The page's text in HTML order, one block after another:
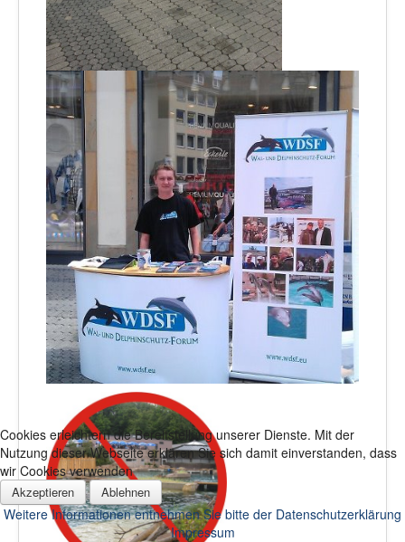
Cookies erleichtern die Bereitstellung unserer Dienste. Mit der
Nutzung dieser Webseite erklären Sie sich damit einverstanden, dass
wir Cookies verwenden
Akzeptieren Ablehnen
Weitere Informationen entnehmen Sie bitte der Datenschutzerklärung
Impressum